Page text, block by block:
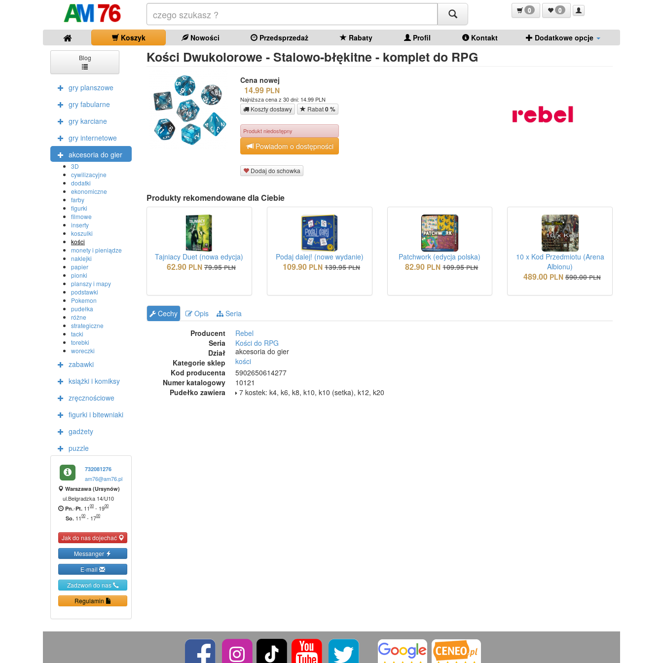
0 0
Koszyk Nowości Przedsprzedaż Rabaty Profil Kontakt Dodatkowe opcje
Blog
gry planszowe
gry fabularne
gry karciane
gry internetowe
akcesoria do gier
3D
cywilizacyjne
dodatki
ekonomiczne
farby
figurki
filmowe
inserty
koszulki
kości
monety i pieniądze
naklejki
papier
pionki
planszy i mapy
podstawki
Pokemon
pudełka
różne
strategiczne
tacki
torebki
woreczki
zabawki
książki i komiksy
zręcznościowe
figurki i bitewniaki
gadżety
puzzle
732081276
am76@am76.pl
Warszawa (Ursynów)
ul.Belgradzka 14/U10
Pn.-Pt. 1100 - 1900
So. 1100 - 1700
Jak do nas dojechać
Messanger
E-mail
Zadzwoń do nas
Regulamin
Kości Dwukolorowe - Stalowo-błękitne - komplet do RPG
Cena nowej
14.99 PLN
Najniższa cena z 30 dni: 14.99 PLN
Koszty dostawy Rabat0 %
Produkt niedostępny
Powiadom o dostępności
Dodaj do schowka
Produkty rekomendowane dla Ciebie
Tajniacy Duet (nowa edycja)
62.90 PLN 79.95 PLN
Podaj dalej! (nowe wydanie)
109.90 PLN 139.95 PLN
Patchwork (edycja polska)
82.90 PLN 109.95 PLN
10 x Kod Przedmiotu (Arena
Albionu)
489.00 PLN 590.00 PLN
Cechy Opis
Seria
Producent
Rebel
Seria
Kości do RPG
Dział
akcesoria do gier
Kategorie sklep
kości
Kod producenta
5902650614277
Numer katalogowy
10121
Pudełko zawiera
7 kostek: k4, k6, k8, k10, k10 (setka), k12, k20